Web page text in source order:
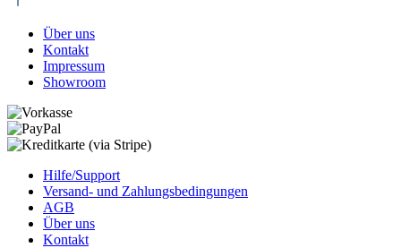
Über uns
Kontakt
Impressum
Showroom
Hilfe/Support
Versand- und Zahlungsbedingungen
AGB
Über uns
Kontakt